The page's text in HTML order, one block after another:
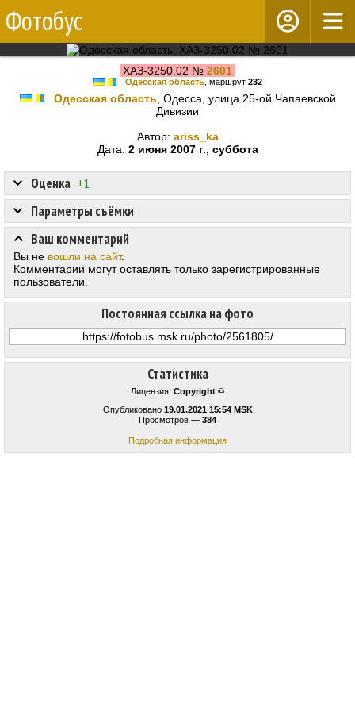
Фотобус
ХАЗ-3250.02 № 2601
Одесская область , маршрут 232
Одесская область , Одесса, улица 25-ой Чапаевской
Дивизии
Автор: ariss_ka
Дата: 2 июня 2007 г., суббота
Статистика
Лицензия: Copyright ©
Опубликовано 19.01.2021 15:54 MSK
Просмотров — 384
Подробная информация
Оценка +1
Постоянная ссылка на фото
Параметры съёмки
Ваш комментарий
Вы не вошли на сайт.
Комментарии могут оставлять только зарегистрированные
пользователи.